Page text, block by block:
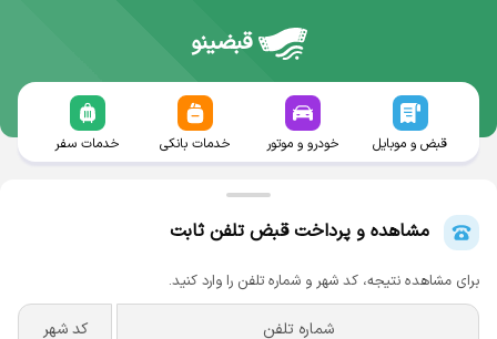
قبضینو
قبض و موبایل خودرو و موتور خدمات بانکی خدمات سفر
مشاهده و پرداخت قبض تلفن ثابت
برای مشاهده نتیجه، کد شهر و شماره تلفن را وارد کنید.